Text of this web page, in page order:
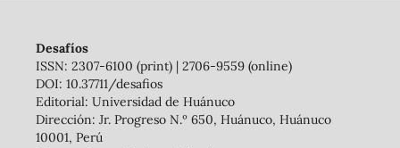
Desafíos
ISSN: 2307-6100 (print) | 2706-9559 (online)
DOI: 10.37711/desafios
Editorial: Universidad de Huánuco
Dirección: Jr. Progreso N.º 650, Huánuco, Huánuco
10001, Perú